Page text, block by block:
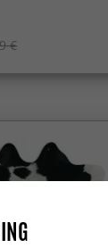
€